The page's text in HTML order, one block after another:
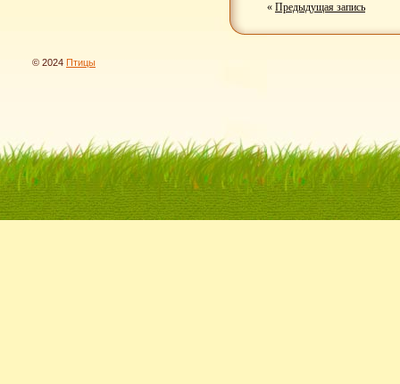
« Предыдущая запись
© 2024 Птицы